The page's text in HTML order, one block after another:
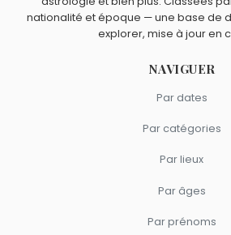
nationalité et époque — une base de
explorer, mise à jour en
NAVIGUER
Par dates
Par catégories
Par lieux
Par âges
Par prénoms